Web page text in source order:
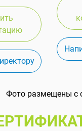
Фото размещены с